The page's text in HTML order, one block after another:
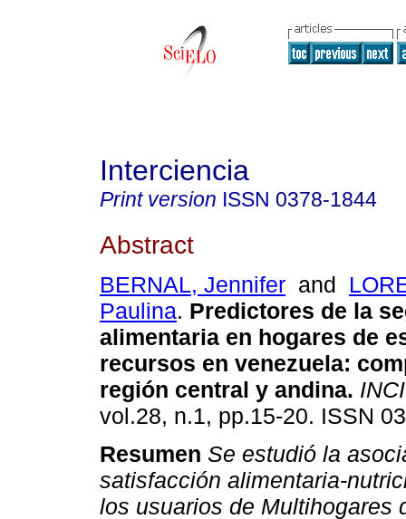
Interciencia
Print version ISSN 0378-1844
Abstract
BERNAL, Jennifer and
Paulina. Predictores de la
alimentaria en hogares de
recursos en venezuela:
región central y andina. INCI
vol.28, n.1, pp.15-20. ISSN
Resumen Se estudió la
satisfacción alimentaria-
los usuarios de Multihogares